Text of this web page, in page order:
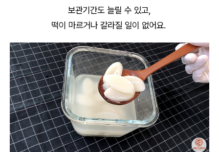
보관기간도 늘릴 수 있고,
떡이 마르거나 갈라질 일이 없어요.